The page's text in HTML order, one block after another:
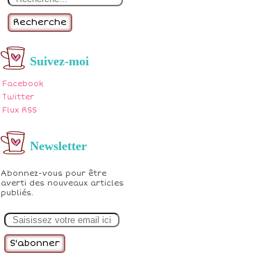
Recherche
Suivez-moi
Facebook
Twitter
Flux RSS
Newsletter
Abonnez-vous pour être
averti des nouveaux articles
publiés.
m